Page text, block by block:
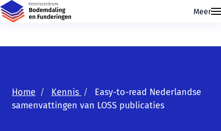
Meer
Home Kennis
Easy-to-read Nederlandse
samenvattingen van LOSS publicaties